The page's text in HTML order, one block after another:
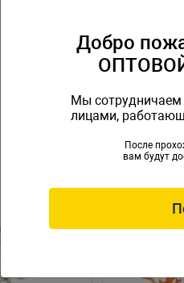
Добро
Мы сотрудничаем
лицами,
После
вам будут